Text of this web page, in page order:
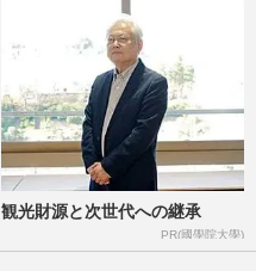
観光財源と次世代への継承
PR(國學院大學)